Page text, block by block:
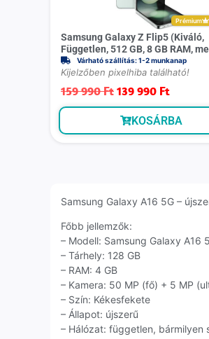
Prémium
Samsung Galaxy Z Flip5 (Kiváló,
Független, 512 GB, 8 GB RAM,
Várható szállítás: 1-2 munkanap
Kijelzőben pixelhiba található!
159 990Ft139 990 Ft
KOSÁRBA
Samsung Galaxy A16 5G –
Főbb jellemzők:
– Modell: Samsung Galaxy A16
– Tárhely: 128 GB
– RAM: 4 GB
– Kamera: 50 MP (fő) + 5 MP
– Szín: Kékesfekete
– Állapot: újszerű
– Hálózat: független, bármilyen